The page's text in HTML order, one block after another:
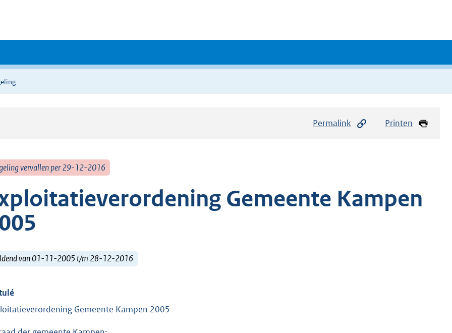
Permalink Printen
vervallen per 29-12-2016
Gemeente Kampen
van 01-11-2005 t/m 28-12-2016
Gemeente Kampen 2005